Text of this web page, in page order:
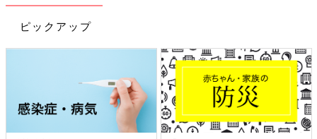
みんなと同じように取材に応じられないことへの疑
問
ピックアップ